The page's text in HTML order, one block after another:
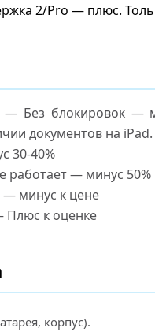
2/Pro — плюс.
Без блокировок —
документов на iPad.
30-40%
работает — минус 50%
минус к цене
Плюс к оценке
корпус).